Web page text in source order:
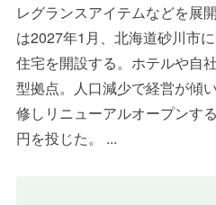
レグランスアイテムなどを展
は2027年1月、北海道砂川市
住宅を開設する。ホテルや自
型拠点。人口減少で経営が傾
修しリニューアルオープンす
円を投じた。 ...